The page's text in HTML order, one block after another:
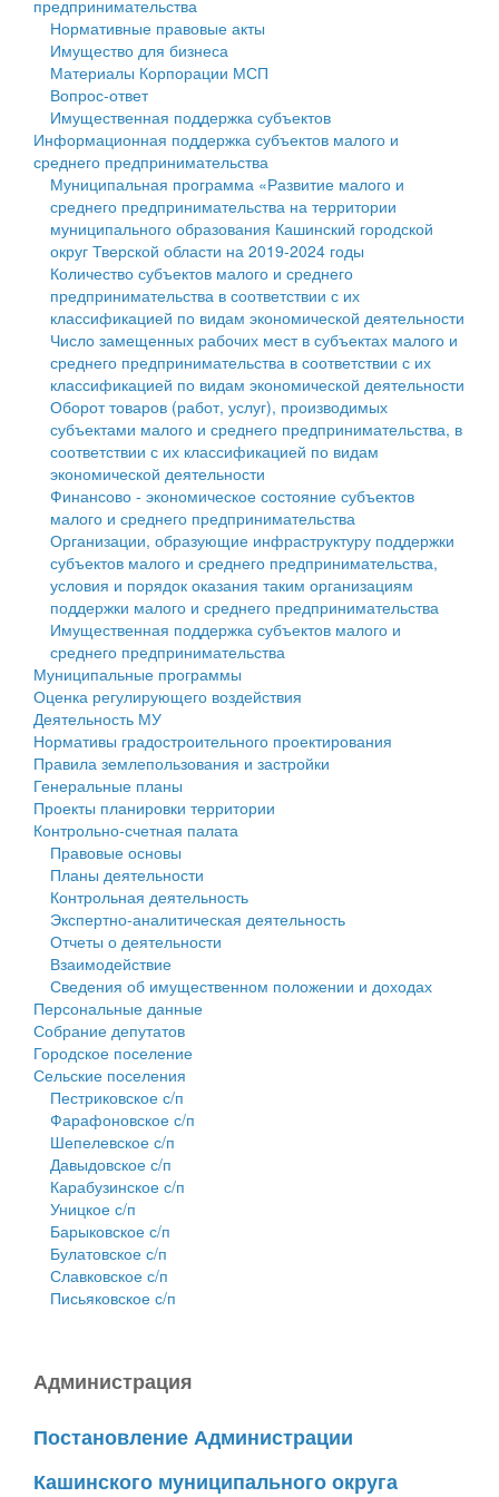
Государственные услуги
Промышленность и АПК
Экономика и бизнес
...
Символика
Устав
Гостям округа
Туризм
Культура
Образование
Здравоохранение
Социальная защита
Фотоальбом
муниципального округа Тверской области
Администрация Кашинского муниципального округа
Тверской области
Управление сельскими территориями
Открытые данные
Работа с обращениями граждан
Муниципальный контроль
Муниципальные услуги
Проекты административных регламентов
Антимонопольный комплаенс
Противодействие коррупции
Финансовое управление
Бюджет для граждан
Имущество
Выявление правообладателей ранее учтенных
объектов недвижимости
Имущественная поддержка субъектов малого и
среднего предпринимательства
Информационная поддержка субъектов малого и
среднего предпринимательства
Муниципальные программы
Контрольно-счетная палата
Персональные данные
Оценка регулирующего воздействия
Деятельность МУ
Нормативы градостроительного проектирования
Правила землепользования и застройки
Генеральные планы
Проекты планировки территории
Собрание депутатов
Городское поселение
Сельские поселения
предпринимательства
Нормативные правовые акты
Имущество для бизнеса
Материалы Корпорации МСП
Вопрос-ответ
Имущественная поддержка субъектов
Информационная поддержка субъектов малого и
среднего предпринимательства
Муниципальная программа «Развитие малого и
среднего предпринимательства на территории
муниципального образования Кашинский городской
округ Тверской области на 2019-2024 годы
Количество субъектов малого и среднего
предпринимательства в соответствии с их
классификацией по видам экономической деятельности
Число замещенных рабочих мест в субъектах малого и
среднего предпринимательства в соответствии с их
классификацией по видам экономической деятельности
Оборот товаров (работ, услуг), производимых
субъектами малого и среднего предпринимательства, в
соответствии с их классификацией по видам
экономической деятельности
Финансово - экономическое состояние субъектов
малого и среднего предпринимательства
Организации, образующие инфраструктуру поддержки
субъектов малого и среднего предпринимательства,
условия и порядок оказания таким организациям
поддержки малого и среднего предпринимательства
Имущественная поддержка субъектов малого и
среднего предпринимательства
Муниципальные программы
Оценка регулирующего воздействия
Деятельность МУ
Нормативы градостроительного проектирования
Правила землепользования и застройки
Генеральные планы
Проекты планировки территории
Контрольно-счетная палата
Правовые основы
Планы деятельности
Контрольная деятельность
Экспертно-аналитическая деятельность
Отчеты о деятельности
Взаимодействие
Сведения об имущественном положении и доходах
Персональные данные
Собрание депутатов
Городское поселение
Сельские поселения
Пестриковское с/п
Фарафоновское с/п
Шепелевское с/п
Давыдовское с/п
Карабузинское с/п
Уницкое с/п
Барыковское с/п
Булатовское с/п
Славковское с/п
Письяковское с/п
Администрация
Постановление Администрации
Кашинского муниципального округа